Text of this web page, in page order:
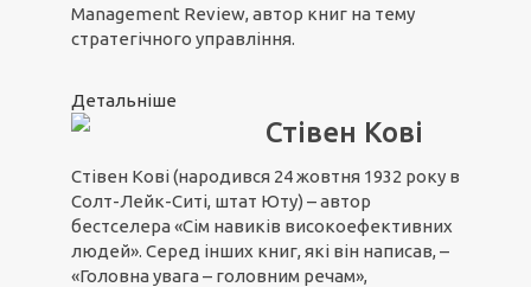
Management Review, автор книг на тему
стратегічного управління.
Детальніше
Стівен Кові
Стівен Кові (народився 24 жовтня 1932 року в
Солт-Лейк-Ситі, штат Юту) – автор
бестселера «Сім навиків високоефективних
людей». Серед інших книг, які він написав, –
«Головна увага – головним речам»,